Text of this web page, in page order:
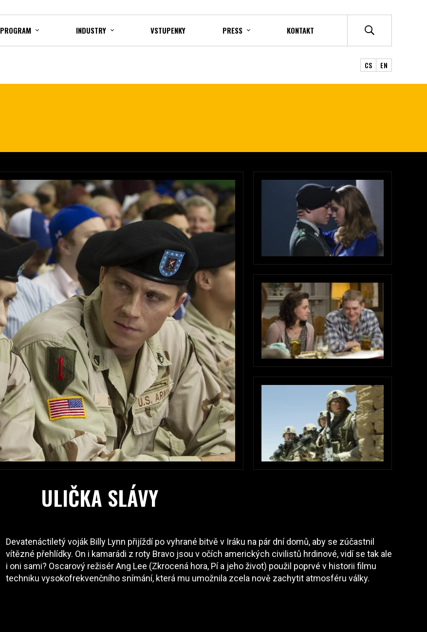
PROGRAM INDUSTRY VSTUPENKY PRESS KONTAKT
CS EN
ULIČKA SLÁVY
Devatenáctiletý voják Billy Lynn přijíždí po vyhrané bitvě v Iráku na pár dní domů, aby se zúčastnil
vítězné přehlídky. On i kamarádi z roty Bravo jsou v očích amerických civilistů hrdinové, vidí se tak ale
i oni sami? Oscarový režisér Ang Lee (Zkrocená hora, Pí a jeho život) použil poprvé v historii filmu
techniku vysokofrekvenčního snímání, která mu umožnila zcela nově zachytit atmosféru války.